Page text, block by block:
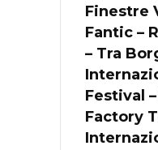
Finestre
Fantic –
– Tra
Festival
Factory